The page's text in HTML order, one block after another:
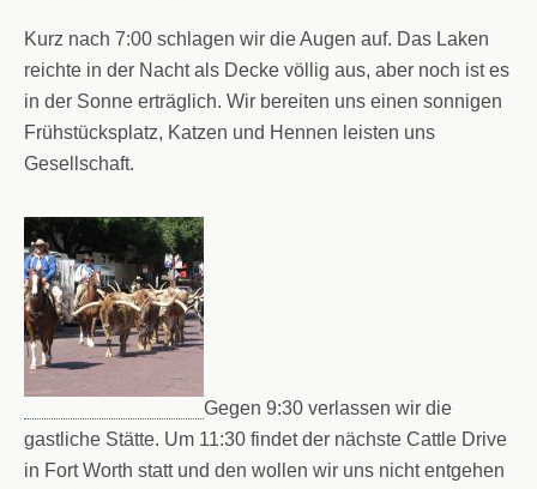
Kurz nach 7:00 schlagen wir die Augen auf. Das Laken
reichte in der Nacht als Decke völlig aus, aber noch ist es
in der Sonne erträglich. Wir bereiten uns einen sonnigen
Frühstücksplatz, Katzen und Hennen leisten uns
Gesellschaft.
Gegen 9:30 verlassen wir die
gastliche Stätte. Um 11:30 findet der nächste Cattle Drive
in Fort Worth statt und den wollen wir uns nicht entgehen